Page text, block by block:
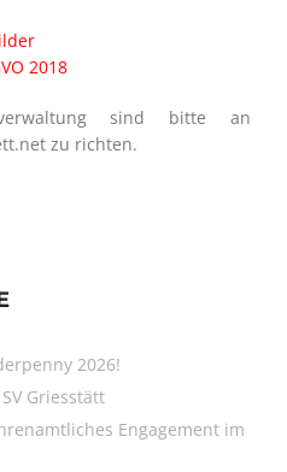
2018
sind bitte an
zu richten.
2026!
Griesstätt
Engagement im